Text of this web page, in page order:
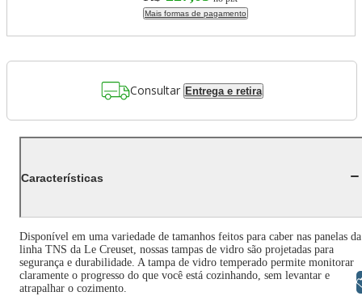
Mais formas de pagamento
Consultar Entrega e retira
Características
Disponível em uma variedade de tamanhos feitos para caber nas panelas da
linha TNS da Le Creuset, nossas tampas de vidro são projetadas para
segurança e durabilidade. A tampa de vidro temperado permite monitorar
claramente o progresso do que você está cozinhando, sem levantar e
atrapalhar o cozimento.
Libras